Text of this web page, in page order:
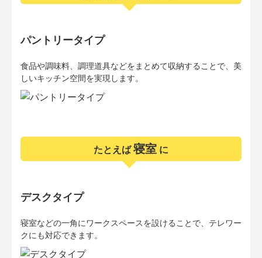
パントリータイプ
食品や調味料、調理道具などをまとめて収納することで、美
しいキッチン空間を実現します。
たとえば 寝室 に
デスクタイプ
寝室などの一角にワークスペースを設けることで、テレワー
クにも対応できます。